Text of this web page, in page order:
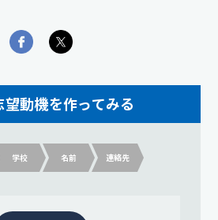
望動機を作ってみる
学校 名前 連絡先